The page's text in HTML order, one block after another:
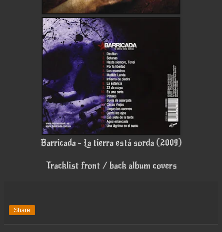
Barricada - La tierra está sorda (2009)
Tracklist front / back album covers
Share